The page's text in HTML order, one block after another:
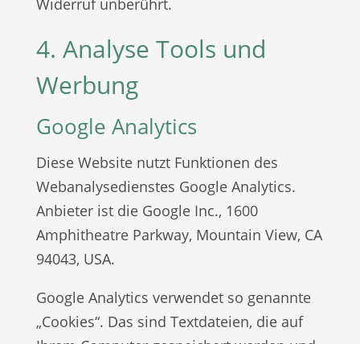
4. Analyse Tools und
Werbung
Google Analytics
Diese Website nutzt Funktionen des
Webanalysedienstes Google Analytics.
Anbieter ist die Google Inc., 1600
Amphitheatre Parkway, Mountain View, CA
94043, USA.
Google Analytics verwendet so genannte
„Cookies“. Das sind Textdateien, die auf